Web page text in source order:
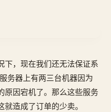
下，现在我们还无法保证系
务器上有两三台机器因为
原因宕机了。那么这些服务
造成了订单的少卖。